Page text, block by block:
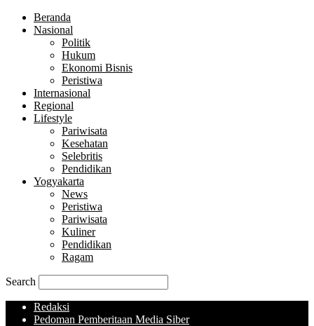
Beranda
Nasional
Politik
Hukum
Ekonomi Bisnis
Peristiwa
Internasional
Regional
Lifestyle
Pariwisata
Kesehatan
Selebritis
Pendidikan
Yogyakarta
News
Peristiwa
Pariwisata
Kuliner
Pendidikan
Ragam
Search
Redaksi
Pedoman Pemberitaan Media Siber